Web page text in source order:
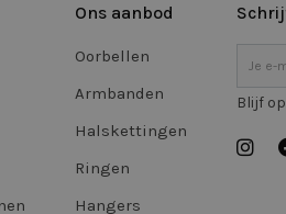
Ons aanbod
Oorbellen
Armbanden
Halskettingen
Ringen
Hangers
Blijf
noodzakelijk om correct te werken.